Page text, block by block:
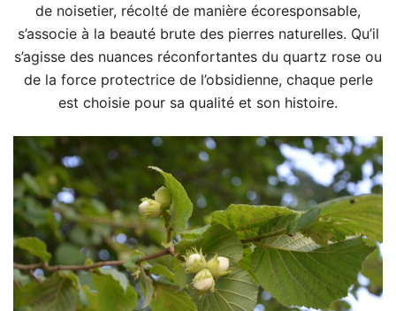
de noisetier, récolté de manière écoresponsable,
s’associe à la beauté brute des pierres naturelles. Qu’il
s’agisse des nuances réconfortantes du quartz rose ou
de la force protectrice de l’obsidienne, chaque perle
est choisie pour sa qualité et son histoire.